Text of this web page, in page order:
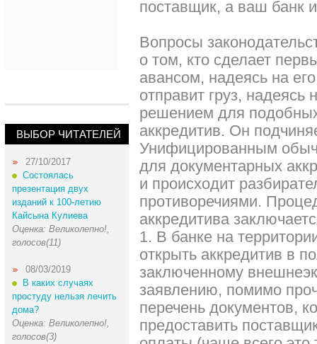
ВЫБОР ЧИТАТЕЛЕЙ
27/10/2017
Состоялась
презентация двух
изданий к 100-летию
Кайсына Кулиева
Оценка: Великолепно!,
голосов(11)
08/03/2019
В каких случаях
простуду нельзя лечить
дома?
Оценка: Великолепно!,
голосов(3)
поставщик, а ваш банк
Вопросы
о том, кто сделает
авансом, надеясь на
отправит груз,
решением для подобных
аккредитив. Он
Унифицированным
для документарных
и происходит
противоречиями.
аккредитива
1. В банке на
открыть аккредитив в
заключенному
заявлению, помимо
перечень документов,
предоставить